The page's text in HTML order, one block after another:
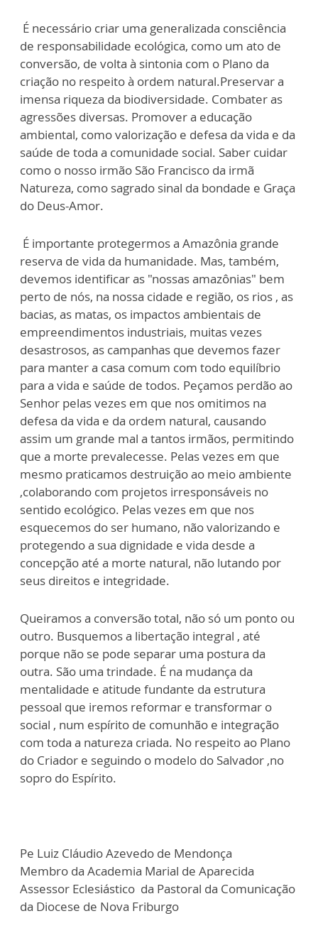
É necessário criar uma generalizada consciência
de responsabilidade ecológica, como um ato de
conversão, de volta à sintonia com o Plano da
criação no respeito à ordem natural.Preservar a
imensa riqueza da biodiversidade. Combater as
agressões diversas. Promover a educação
ambiental, como valorização e defesa da vida e da
saúde de toda a comunidade social. Saber cuidar
como o nosso irmão São Francisco da irmã
Natureza, como sagrado sinal da bondade e Graça
do Deus-Amor.
É importante protegermos a Amazônia grande
reserva de vida da humanidade. Mas, também,
devemos identificar as "nossas amazônias" bem
perto de nós, na nossa cidade e região, os rios , as
bacias, as matas, os impactos ambientais de
empreendimentos industriais, muitas vezes
desastrosos, as campanhas que devemos fazer
para manter a casa comum com todo equilíbrio
para a vida e saúde de todos. Peçamos perdão ao
Senhor pelas vezes em que nos omitimos na
defesa da vida e da ordem natural, causando
assim um grande mal a tantos irmãos, permitindo
que a morte prevalecesse. Pelas vezes em que
mesmo praticamos destruição ao meio ambiente
,colaborando com projetos irresponsáveis no
sentido ecológico. Pelas vezes em que nos
esquecemos do ser humano, não valorizando e
protegendo a sua dignidade e vida desde a
concepção até a morte natural, não lutando por
seus direitos e integridade.
Queiramos a conversão total, não só um ponto ou
outro. Busquemos a libertação integral , até
porque não se pode separar uma postura da
outra. São uma trindade. É na mudança da
mentalidade e atitude fundante da estrutura
pessoal que iremos reformar e transformar o
social , num espírito de comunhão e integração
com toda a natureza criada. No respeito ao Plano
do Criador e seguindo o modelo do Salvador ,no
sopro do Espírito.
Pe Luiz Cláudio Azevedo de Mendonça
Membro da Academia Marial de Aparecida
Assessor Eclesiástico da Pastoral da Comunicação
da Diocese de Nova Friburgo